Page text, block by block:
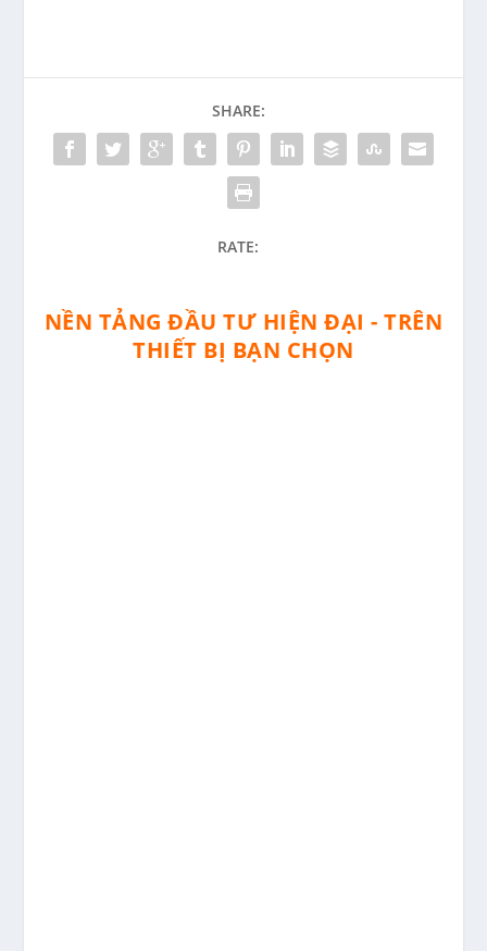
SHARE:
RATE:
NỀN TẢNG ĐẦU TƯ HIỆN ĐẠI - TRÊN
THIẾT BỊ BẠN CHỌN